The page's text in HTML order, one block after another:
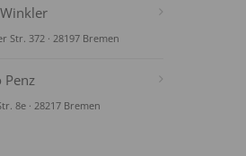
Str. 372 · 28197 Bremen
Penz
8e · 28217 Bremen